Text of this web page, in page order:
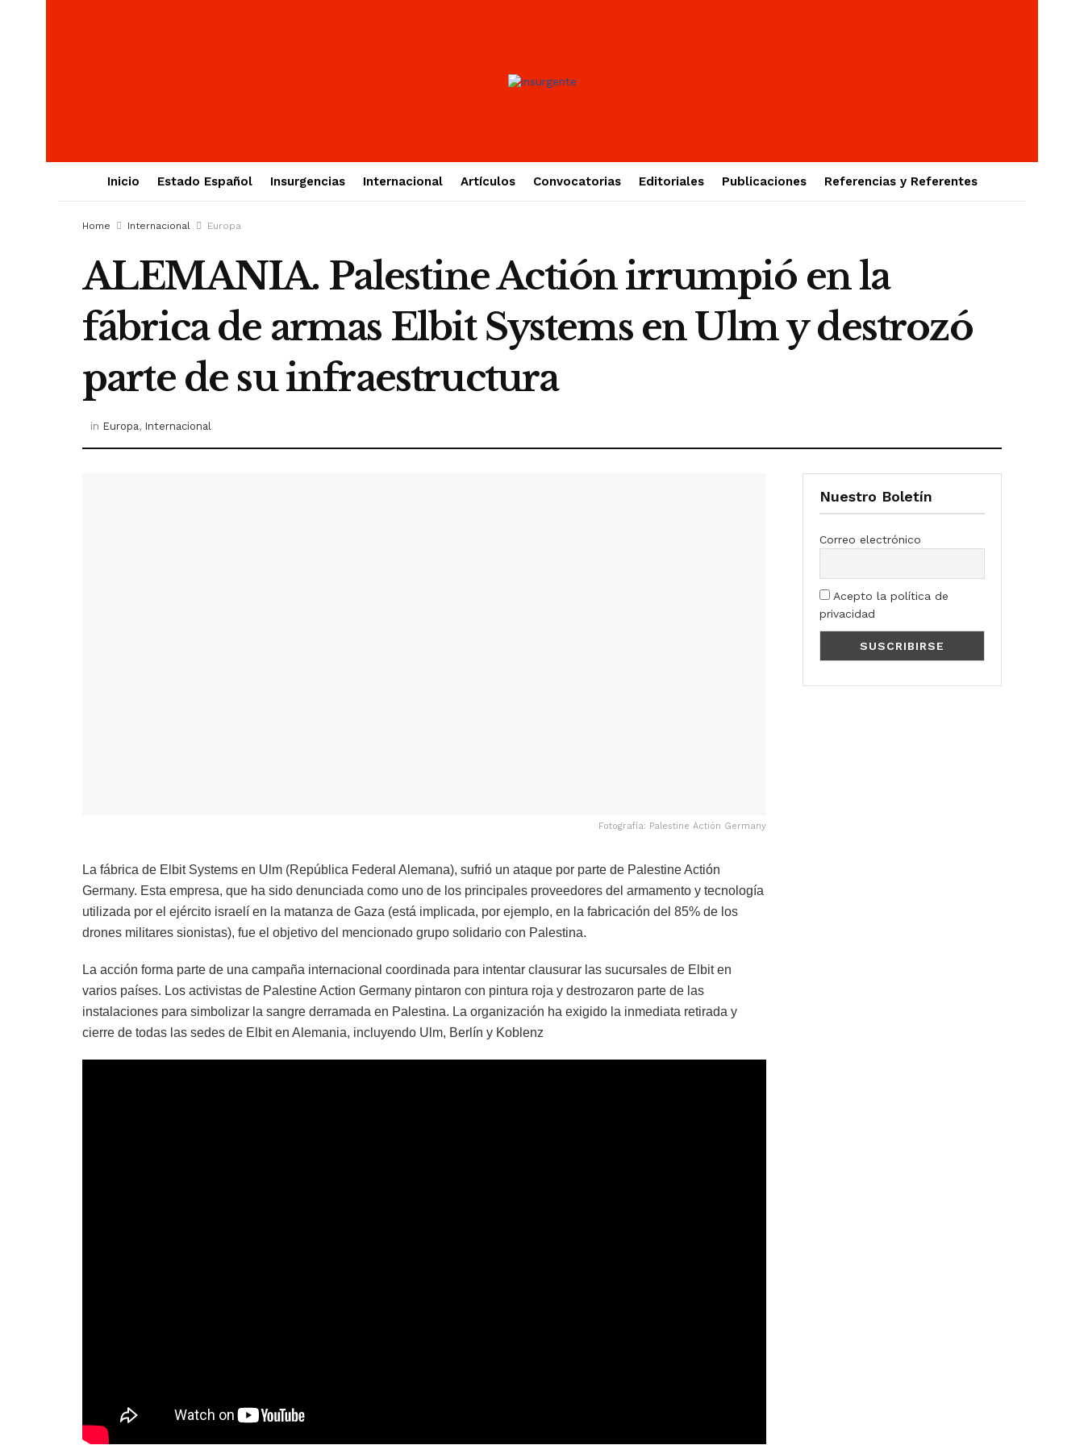
Inicio Estado Español Insurgencias Internacional Artículos Convocatorias Editoriales Publicaciones Referencias y Referentes
Home Internacional Europa
ALEMANIA. Palestine Actión irrumpió en la
fábrica de armas Elbit Systems en Ulm y destrozó
parte de su infraestructura
in Europa, Internacional
Fotografía: Palestine Actión Germany
La fábrica de Elbit Systems en Ulm (República Federal Alemana), sufrió un ataque por parte de Palestine Actión
Germany. Esta empresa, que ha sido denunciada como uno de los principales proveedores del armamento y tecnología
utilizada por el ejército israelí en la matanza de Gaza (está implicada, por ejemplo, en la fabricación del 85% de los
drones militares sionistas), fue el objetivo del mencionado grupo solidario con Palestina.
La acción forma parte de una campaña internacional coordinada para intentar clausurar las sucursales de Elbit en
varios países. Los activistas de Palestine Action Germany pintaron con pintura roja y destrozaron parte de las
instalaciones para simbolizar la sangre derramada en Palestina. La organización ha exigido la inmediata retirada y
cierre de todas las sedes de Elbit en Alemania, incluyendo Ulm, Berlín y Koblenz
Nuestro Boletín
Correo electrónico
Acepto la política de
privacidad